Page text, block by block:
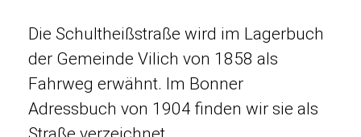
Die Schultheißstraße wird im Lagerbuch
der Gemeinde Vilich von 1858 als
Fahrweg erwähnt. Im Bonner
Adressbuch von 1904 finden wir sie als